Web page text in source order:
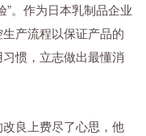
”。作为日本乳制品企业
产流程以保证产品的
惯，立志做出最懂消
良上费尽了心思，他